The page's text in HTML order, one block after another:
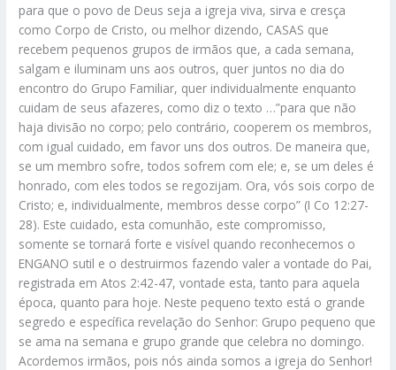
para que o povo de Deus seja a igreja viva, sirva e cresça
como Corpo de Cristo, ou melhor dizendo, CASAS que
recebem pequenos grupos de irmãos que, a cada semana,
salgam e iluminam uns aos outros, quer juntos no dia do
encontro do Grupo Familiar, quer individualmente enquanto
cuidam de seus afazeres, como diz o texto …”para que não
haja divisão no corpo; pelo contrário, cooperem os membros,
com igual cuidado, em favor uns dos outros. De maneira que,
se um membro sofre, todos sofrem com ele; e, se um deles é
honrado, com eles todos se regozijam. Ora, vós sois corpo de
Cristo; e, individualmente, membros desse corpo” (I Co 12:27-
28). Este cuidado, esta comunhão, este compromisso,
somente se tornará forte e visível quando reconhecemos o
ENGANO sutil e o destruirmos fazendo valer a vontade do Pai,
registrada em Atos 2:42-47, vontade esta, tanto para aquela
época, quanto para hoje. Neste pequeno texto está o grande
segredo e específica revelação do Senhor: Grupo pequeno que
se ama na semana e grupo grande que celebra no domingo.
Acordemos irmãos, pois nós ainda somos a igreja do Senhor!